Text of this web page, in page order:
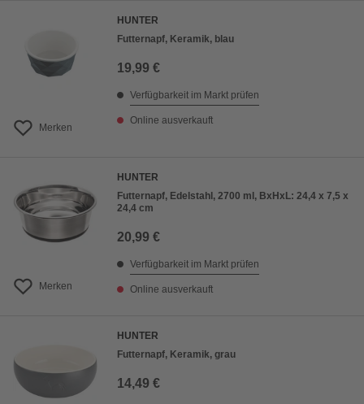
Merken
HUNTER
Futternapf, Keramik, blau
19,99 €
Verfügbarkeit im Markt prüfen
Online ausverkauft
Merken
HUNTER
Futternapf, Edelstahl, 2700 ml, BxHxL: 24,4 x 7,5 x
24,4 cm
20,99 €
Verfügbarkeit im Markt prüfen
Online ausverkauft
HUNTER
Futternapf, Keramik, grau
14,49 €